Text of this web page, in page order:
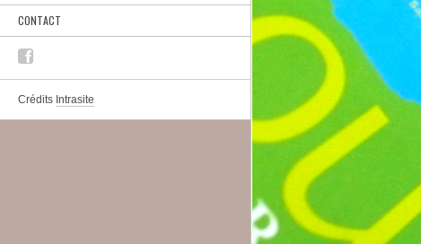
CONTACT
Crédits Intrasite